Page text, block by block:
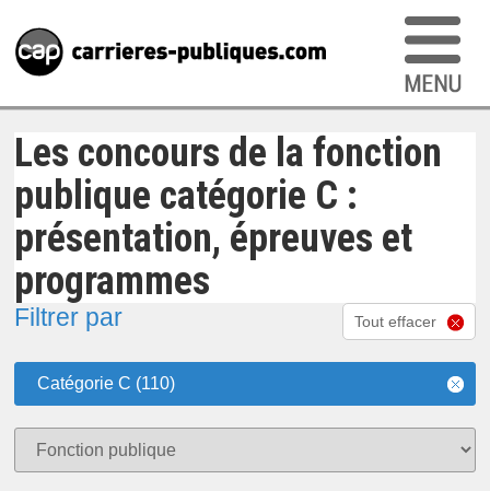
Les concours de la fonction
publique catégorie C :
présentation, épreuves et
programmes
Filtrer par Tout effacer
Catégorie C (110)